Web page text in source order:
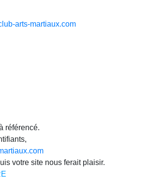
arts-martiaux.com
référencé.
votre site nous ferait plaisir.